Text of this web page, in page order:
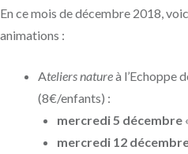
En ce mois de décembre 2018,
animations :
Ateliers natureà l’Echoppe
(8€/enfants) :
mercredi 5 décembre
mercredi 12